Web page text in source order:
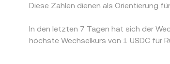
Diese Zahlen dienen als Orientierung
In den letzten 7 Tagen hat sich der
höchste Wechselkurs von 1 USDC für